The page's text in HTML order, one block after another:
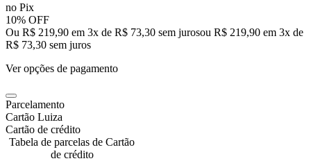
no Pix
10% OFF
Ou R$ 219,90 em 3x de R$ 73,30 sem jurosou R$ 219,90 em 3x de
R$ 73,30 sem juros
Ver opções de pagamento
Parcelamento
Cartão Luiza
Cartão de crédito
Tabela de parcelas de Cartão
de crédito